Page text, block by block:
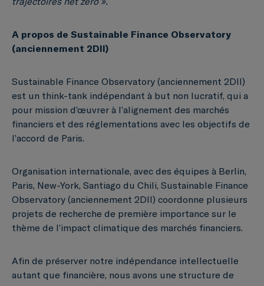
A propos de Sustainable Finance Observatory
(anciennement 2DII)
Sustainable Finance Observatory (anciennement 2DII)
est un think-tank indépendant à but non lucratif, qui a
pour mission d’œuvrer à l’alignement des marchés
financiers et des réglementations avec les objectifs de
l’accord de Paris.
Organisation internationale, avec des équipes à Berlin,
Paris, New-York, Santiago du Chili, Sustainable Finance
Observatory (anciennement 2DII) coordonne plusieurs
projets de recherche de première importance sur le
thème de l’impact climatique des marchés financiers.
Afin de préserver notre indépendance intellectuelle
autant que financière, nous avons une structure de